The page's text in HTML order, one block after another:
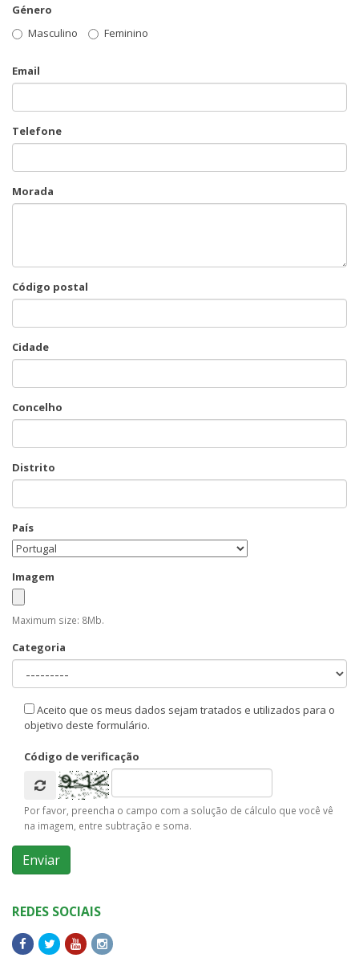
Género
Masculino
Feminino
Email
Telefone
Morada
Código postal
Cidade
Concelho
Distrito
País
Imagem
Maximum size: 8Mb.
Categoria
Aceito que os meus dados sejam tratados e utilizados para o
objetivo deste formulário.
Código de verificação
Por favor, preencha o campo com a solução de cálculo que você vê
na imagem, entre subtração e soma.
REDES SOCIAIS